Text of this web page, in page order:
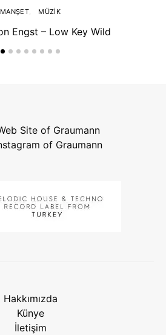
MANŞET MÜZIK
Engst – Low Key Wild
Site of Graumann
of Graumann
Hakkımızda
Künye
İletişim